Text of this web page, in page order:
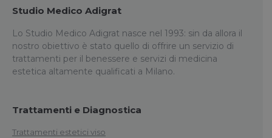
Studio Medico Adigrat
Lo Studio Medico Adigrat nasce nel 1993: sin da allora il
nostro obiettivo è stato quello di offrire un servizio di
trattamenti per il benessere e servizi di medicina
estetica altamente qualificati a Milano.
Trattamenti e Diagnostica
Trattamenti estetici viso